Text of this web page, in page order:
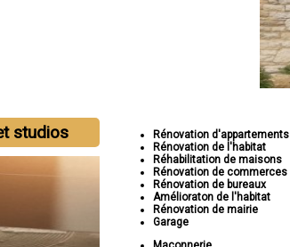
studios
Rénovation d'appartements
Rénovation de l'habitat
Réhabilitation de maisons
Rénovation de commerces
Rénovation de bureaux
Amélioraton de l'habitat
Rénovation de mairie
Garage